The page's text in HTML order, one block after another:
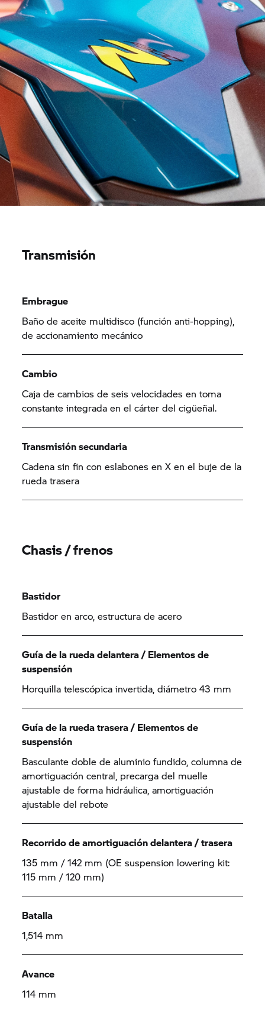
Transmisión
Embrague
Baño de aceite multidisco (función anti-hopping),
de accionamiento mecánico
Cambio
Caja de cambios de seis velocidades en toma
constante integrada en el cárter del cigüeñal.
Transmisión secundaria
Cadena sin fin con eslabones en X en el buje de la
rueda trasera
Chasis / frenos
Bastidor
Bastidor en arco, estructura de acero
Guía de la rueda delantera / Elementos de
suspensión
Horquilla telescópica invertida, diámetro 43 mm
Guía de la rueda trasera / Elementos de
suspensión
Basculante doble de aluminio fundido, columna de
amortiguación central, precarga del muelle
ajustable de forma hidráulica, amortiguación
ajustable del rebote
Recorrido de amortiguación delantera / trasera
135 mm / 142 mm (OE suspension lowering kit:
115 mm / 120 mm)
Batalla
1,514 mm
Avance
114 mm